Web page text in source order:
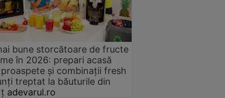
bune storcătoare de fructe
în 2026: prepari acasă
și combinații fresh
treptat la băuturile din
adevarul.ro